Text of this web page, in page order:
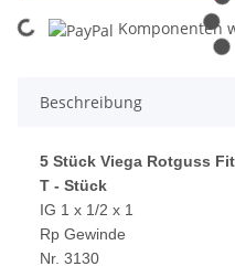
Loading... Komponenten
Beschreibung
5 Stück Viega Rotguss
T - Stück
IG 1 x 1/2 x 1
Rp Gewinde
Nr. 3130